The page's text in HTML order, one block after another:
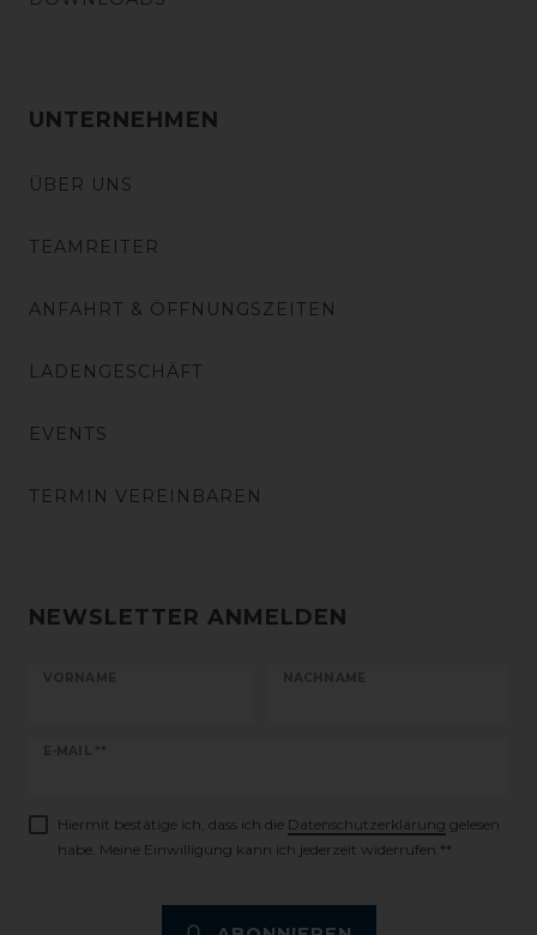
UNTERNEHMEN
ÜBER UNS
TEAMREITER
ANFAHRT & ÖFFNUNGSZEITEN
LADENGESCHÄFT
EVENTS
TERMIN VEREINBAREN
NEWSLETTER ANMELDEN
VORNAME NACHNAME
E-MAIL **
Newsletter
Hiermit bestätige ich, dass ich die Daten­schutz­erklärung gelesen
habe. Meine Einwilligung kann ich jederzeit widerrufen.**